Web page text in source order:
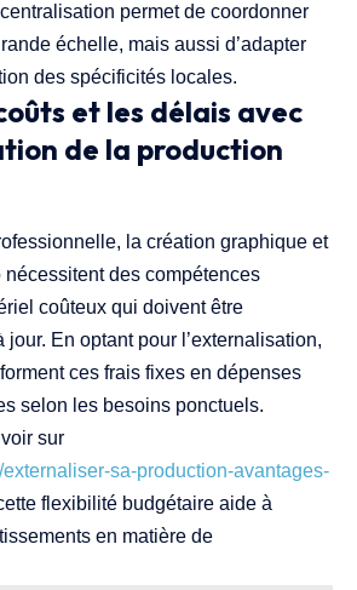
permet de coordonner
échelle, mais aussi d’adapter
des spécificités locales.
et les délais avec
de la production
la création graphique et
nécessitent des compétences
coûteux qui doivent être
jour. En optant pour l’externalisation,
ces frais fixes en dépenses
selon les besoins ponctuels.
sur
externaliser-sa-production-avantages-
flexibilité budgétaire aide à
en matière de